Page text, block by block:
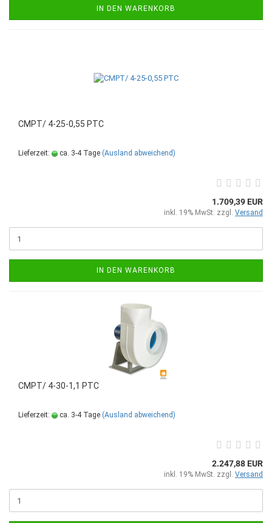
IN DEN WARENKORB
CMPT/ 4-25-0,55 PTC
Lieferzeit: ca. 3-4 Tage (Ausland abweichend)
1.709,39 EUR
inkl. 19% MwSt. zzgl. Versand
IN DEN WARENKORB
CMPT/ 4-30-1,1 PTC
Lieferzeit: ca. 3-4 Tage (Ausland abweichend)
2.247,88 EUR
inkl. 19% MwSt. zzgl. Versand